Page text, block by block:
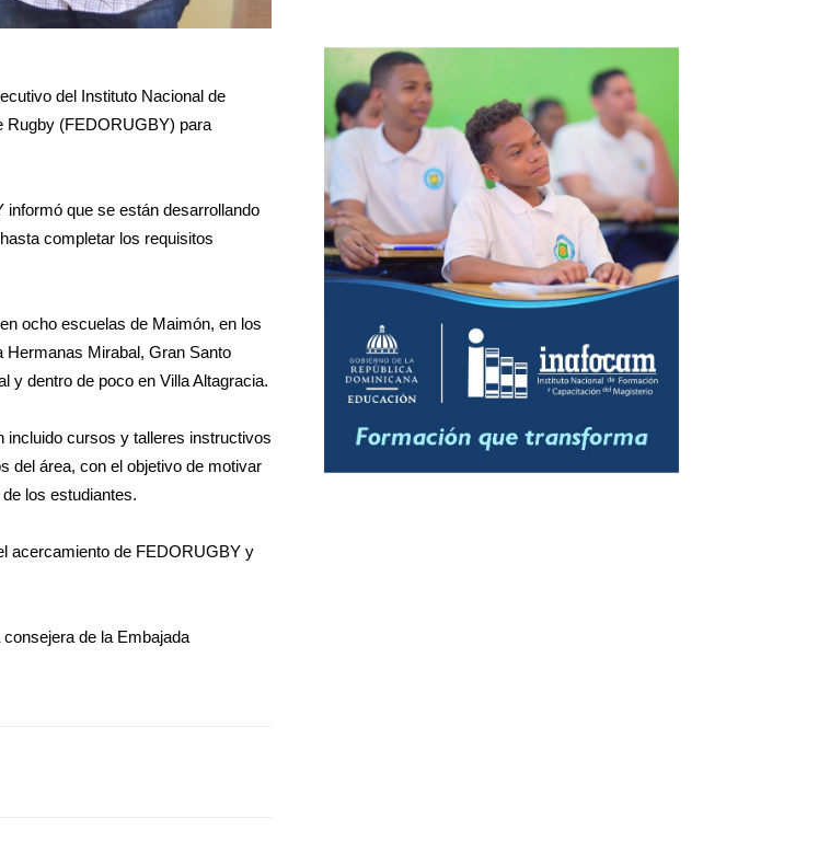
del Instituto Nacional de
Rugby (FEDORUGBY) para
que se están desarrollando
completar los requisitos
ocho escuelas de Maimón, en los
Hermanas Mirabal, Gran Santo
y dentro de poco en Villa Altagracia.
incluido cursos y talleres instructivos
del área, con el objetivo de motivar
los estudiantes.
acercamiento de FEDORUGBY y
de la Embajada